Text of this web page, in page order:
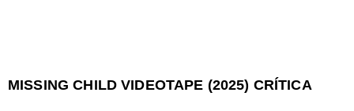
MISSING CHILD VIDEOTAPE (2025) CRÍTICA